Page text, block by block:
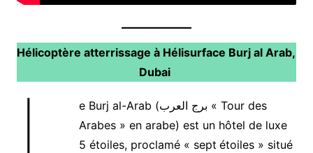
Hélicoptère atterrissage à Hélisurface Burj al Arab,
Dubai
e Burj al-Arab (برج العرب « Tour des
Arabes » en arabe) est un hôtel de luxe
5 étoiles, proclamé « sept étoiles » situé